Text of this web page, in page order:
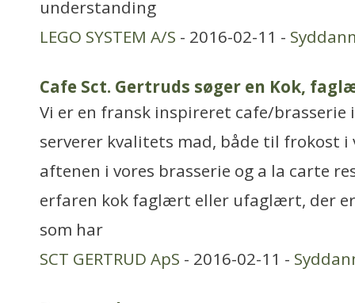
understanding
LEGO SYSTEM A/S - 2016-02-11 -
Cafe Sct. Gertruds søger en Kok,
Vi er en fransk inspireret cafe/brasserie
serverer kvalitets mad, både til frokost i
aftenen i vores brasserie og a la carte
erfaren kok faglært eller ufaglært, der
som har
SCT GERTRUD ApS - 2016-02-11 -